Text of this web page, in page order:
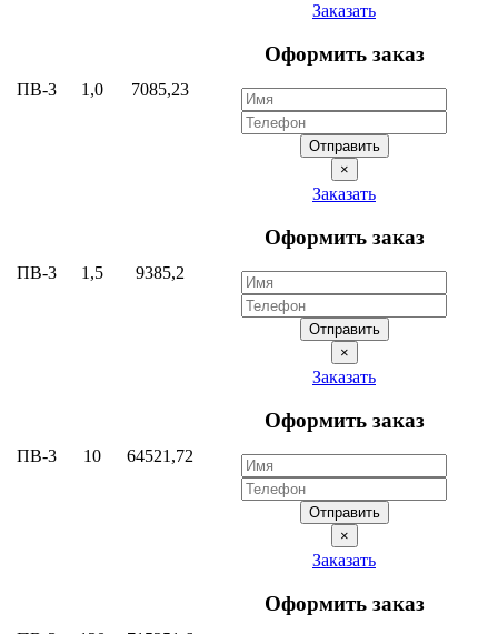
ПВ-3 1,0 7085,23
Заказать
Оформить заказ
Отправить
×
ПВ-3 1,5 9385,2
Заказать
Оформить заказ
Отправить
×
ПВ-3 10 64521,72
Заказать
Оформить заказ
Отправить
×
Заказать
Оформить заказ